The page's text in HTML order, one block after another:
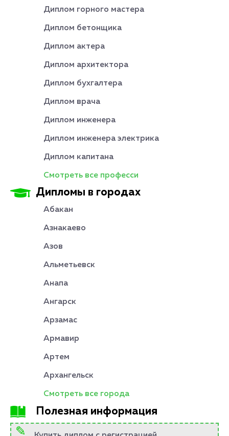
Диплом горного мастера
Диплом бетонщика
Диплом актера
Диплом архитектора
Диплом бухгалтера
Диплом врача
Диплом инженера
Диплом инженера электрика
Диплом капитана
Смотреть все професси
Дипломы в городах
Абакан
Азнакаево
Азов
Альметьевск
Анапа
Ангарск
Арзамас
Армавир
Артем
Архангельск
Смотреть все города
Полезная информация